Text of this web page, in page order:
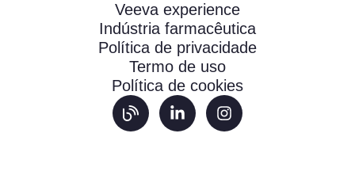
Veeva experience
Indústria farmacêutica
Política de privacidade
Termo de uso
Política de cookies